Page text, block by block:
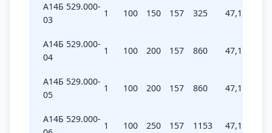
А14Б 529.000-
03
1 100 150 157 325 47,1
А14Б 529.000-
04
1 100 200 157 860 47,1
А14Б 529.000-
05
1 100 200 157 860 47,1
А14Б 529.000-
1 100 250 157 1153 47,1